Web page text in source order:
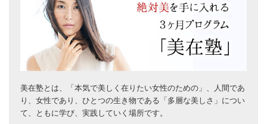
美在塾とは、「本気で美しく在りたい女性のための」、人間であ
り、女性であり、ひとつの生き物である「多層な美しさ」につい
て、ともに学び、実践していく場所です。